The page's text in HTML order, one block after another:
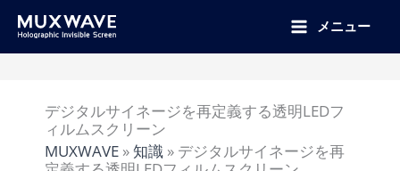
メニュー
デジタルサイネージを再定義する透明LEDフ
ィルムスクリーン
MUXWAVE »知識 » デジタルサイネージを再